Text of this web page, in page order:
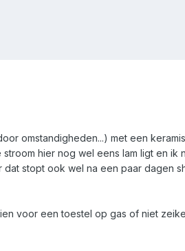
omstandigheden...) met een
hier nog wel eens lam ligt en ik
dat stopt ook wel na een paar dagen
voor een toestel op gas of niet